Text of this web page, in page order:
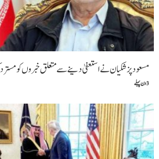
مسعود پزشکیان نے استعفیٰ دینے سے متعلق خبروں کو مسترد
3 دن پہلے